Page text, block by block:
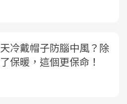
天冷戴帽子防腦中風？除
了保暖，這個更保命！